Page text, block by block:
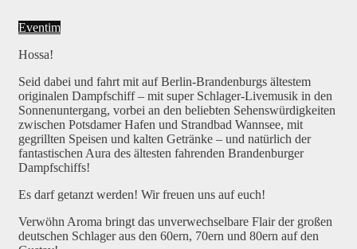
Eventim
Hossa!
Seid dabei und fahrt mit auf Berlin-Brandenburgs ältestem
originalen Dampfschiff – mit super Schlager-Livemusik in den
Sonnenuntergang, vorbei an den beliebten Sehenswürdigkeiten
zwischen Potsdamer Hafen und Strandbad Wannsee, mit
gegrillten Speisen und kalten Getränke – und natürlich der
fantastischen Aura des ältesten fahrenden Brandenburger
Dampfschiffs!
Es darf getanzt werden! Wir freuen uns auf euch!
Verwöhn Aroma bringt das unverwechselbare Flair der großen
deutschen Schlager aus den 60ern, 70ern und 80ern auf den